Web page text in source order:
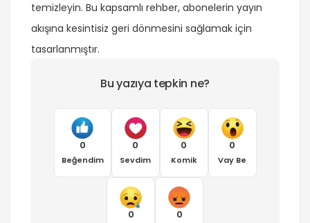
temizleyin. Bu kapsamlı rehber, abonelerin yayın
akışına kesintisiz geri dönmesini sağlamak için
tasarlanmıştır.
Bu yazıya tepkin ne?
0
Beğendim
0
Sevdim
0
Komik
0
Vay Be
0 0